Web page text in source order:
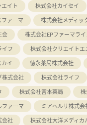
イト
株式会社カイセイ
ァーマ
株式会社メディッ
会
株式会社EPファーマライ
イフ
株式会社クリエイトエ
イ
徳永薬局株式会社
株式会社
株式会社ライフ
株式会社宮本薬局
ァーマ
ミアヘルサ株式会
会社
株式会社大洋メディカ